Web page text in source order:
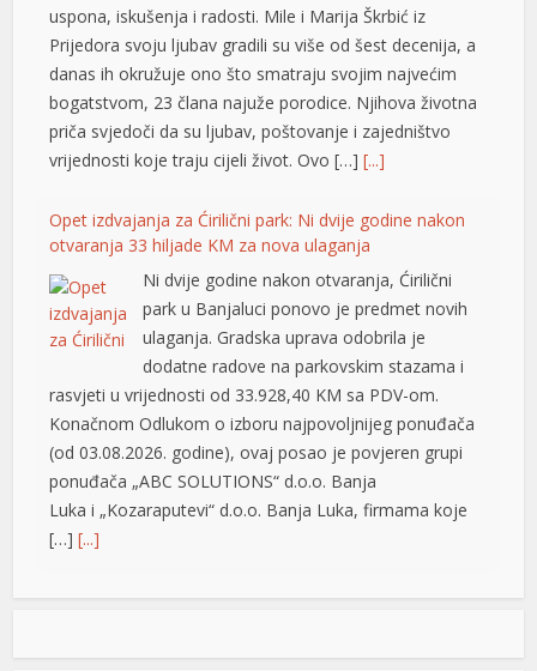
uspona, iskušenja i radosti. Mile i Marija Škrbić iz
Prijedora svoju ljubav gradili su više od šest decenija, a
danas ih okružuje ono što smatraju svojim najvećim
bogatstvom, 23 člana najuže porodice. Njihova životna
priča svjedoči da su ljubav, poštovanje i zajedništvo
vrijednosti koje traju cijeli život. Ovo […][...]
Opet izdvajanja za Ćirilični park: Ni dvije godine nakon
otvaranja 33 hiljade KM za nova ulaganja
Ni dvije godine nakon otvaranja, Ćirilični
park u Banjaluci ponovo je predmet novih
ulaganja. Gradska uprava odobrila je
dodatne radove na parkovskim stazama i
rasvjeti u vrijednosti od 33.928,40 KM sa PDV-om.
Konačnom Odlukom o izboru najpovoljnijeg ponuđača
(od 03.08.2026. godine), ovaj posao je povjeren grupi
ponuđača „ABC SOLUTIONS“ d.o.o. Banja
Luka i „Kozaraputevi“ d.o.o. Banja Luka, firmama koje
[…][...]
Preminuo Drago Galić: Euroherc se oprašta od jednog
U 73. godini preminuo je Drago Galić iz